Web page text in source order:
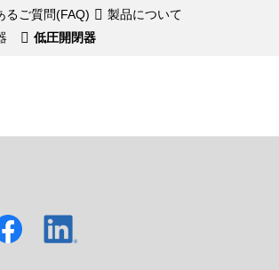
るご質問(FAQ)
製品について
低圧開閉器